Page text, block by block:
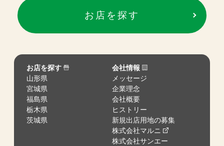
お店を探す
お店を探す
山形県
宮城県
福島県
栃木県
茨城県
会社情報
メッセージ
企業理念
会社概要
ヒストリー
新規出店用地の募集
株式会社マルニ
株式会社サンエー